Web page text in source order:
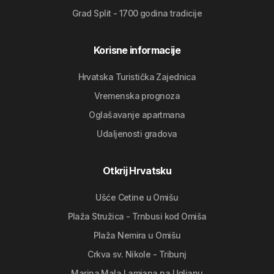
Grad Split - 1700 godina tradicije
Korisne informacije
Hrvatska Turistička Zajednica
Vremenska prognoza
Oglašavanje apartmana
Udaljenosti gradova
Otkrij Hrvatsku
Ušće Cetine u Omišu
Plaža Stružica - Trnbusi kod Omiša
Plaža Nemira u Omišu
Crkva sv. Nikole - Tribunj